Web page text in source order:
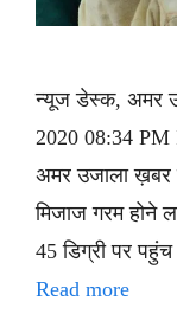
न्यूज डेस्क, अमर
2020 08:34 PM
अमर उजाला
मिजाज गरम होने
45 डिग्री पर
Read more